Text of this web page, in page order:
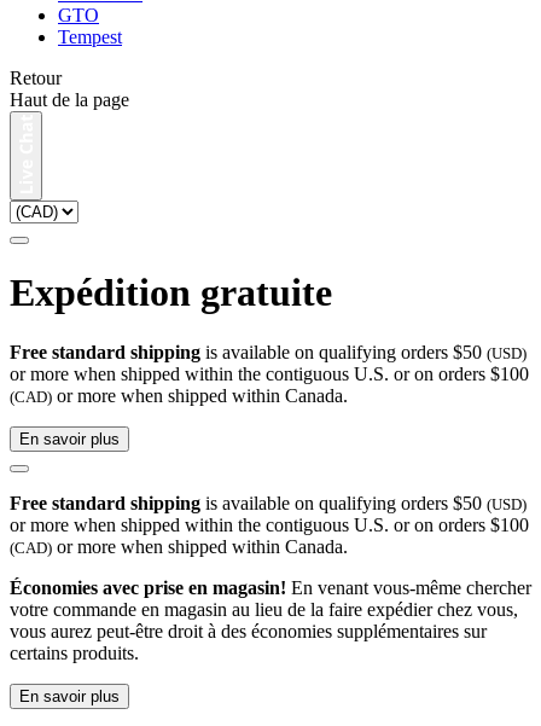
GTO
Tempest
Retour
Haut de la page
Expédition gratuite
Free standard shipping is available on qualifying orders $50 (USD)
or more when shipped within the contiguous U.S. or on orders $100
(CAD) or more when shipped within Canada.
En savoir plus
Free standard shipping is available on qualifying orders $50 (USD)
or more when shipped within the contiguous U.S. or on orders $100
(CAD) or more when shipped within Canada.
Économies avec prise en magasin! En venant vous-même chercher
votre commande en magasin au lieu de la faire expédier chez vous,
vous aurez peut-être droit à des économies supplémentaires sur
certains produits.
En savoir plus